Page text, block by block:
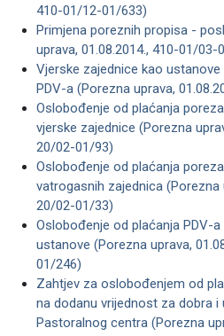
410-01/12-01/633)
Primjena poreznih propisa -
uprava, 01.08.2014., 410-01/03-
Vjerske zajednice kao
PDV-a (Porezna uprava,
Oslobođenje od plaćanja
vjerske zajednice (Porezna
20/02-01/93)
Oslobođenje od plaćanja
vatrogasnih zajednica (Porezna
20/02-01/33)
Oslobođenje od plaćanja PDV-
ustanove (Porezna uprava,
01/246)
Zahtjev za oslobođenjem od
na dodanu vrijednost za dobra i
Pastoralnog centra (Porezna